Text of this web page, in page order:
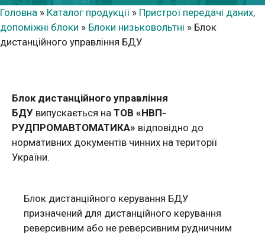
Головна » Каталог продукції » Пристрої передачі даних,
допоміжні блоки » Блоки низьковольтні » Блок
дистанційного управління БДУ
Блок дистанційного управління
БДУ випускається на ТОВ «НВП-
РУДПРОМАВТОМАТИКА» відповідно до
нормативних документів чинних на території
України.
Блок дистанційного керування БДУ
призначений для дистанційного керування
реверсивним або не реверсивним рудничним